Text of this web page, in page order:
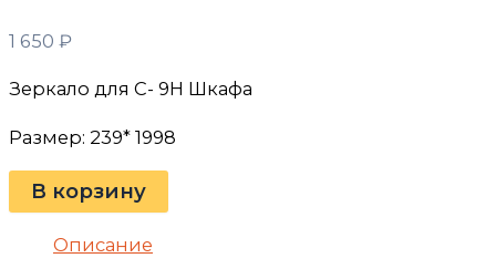
1 650 ₽
Зеркало для С- 9Н Шкафа
Размер: 239* 1998
В корзину
Описание